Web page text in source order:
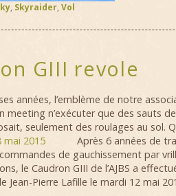
, Skyraider, Vol
GIII revole
années, l’emblème de notre
meeting n’exécuter que des sauts
seulement des roulages au sol.
Après 6 années de
de gauchissement par
le Caudron GIII de l’AJBS a
Jean-Pierre Lafille le mardi 12 mai